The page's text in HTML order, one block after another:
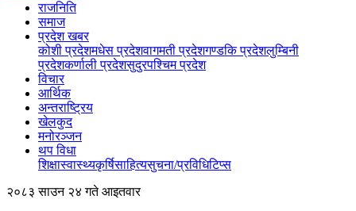
राजनिति
समाज
प्रदेश खबर
कोशी प्रदेशमधेस प्रदेशवागमती प्रदेशगण्डकि प्रदेशलुम्बिनी
प्रदेशकर्णाली प्रदेशसुदुरपश्चिम प्रदेश
विचार
आर्थिक
अन्तराष्ट्रिय
खेलकुद
मनोरञ्जन
थप विधा
शिक्षास्वास्थ्यकृर्षिसाहित्यसुचना/प्रविधिटिप्स
२०८३ साउन २४ गते आइतवार